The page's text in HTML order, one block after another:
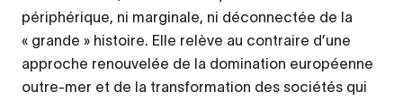
périphérique, ni marginale, ni déconnectée de la
« grande » histoire. Elle relève au contraire d’une
approche renouvelée de la domination européenne
outre-mer et de la transformation des sociétés qui